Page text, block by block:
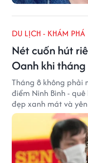
DU LỊCH - KHÁM PHÁ
Nét cuốn hút
Oanh khi tháng
Tháng 8 không phải
điểm Ninh Bình -
đẹp xanh mát và